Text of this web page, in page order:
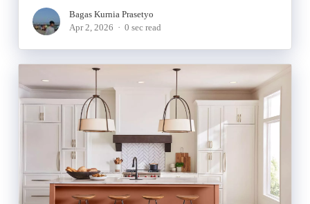
Bagas Kurnia Prasetyo
Apr 2, 2026
0 sec read